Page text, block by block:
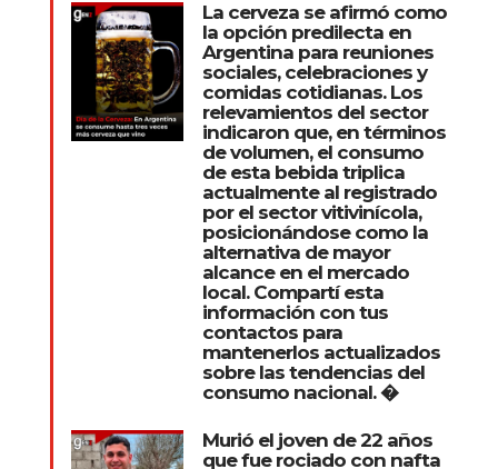
La cerveza se afirmó como
la opción predilecta en
Argentina para reuniones
sociales, celebraciones y
comidas cotidianas. Los
relevamientos del sector
indicaron que, en términos
de volumen, el consumo
de esta bebida triplica
actualmente al registrado
por el sector vitivinícola,
posicionándose como la
alternativa de mayor
alcance en el mercado
local. Compartí esta
información con tus
contactos para
mantenerlos actualizados
sobre las tendencias del
consumo nacional. �
Murió el joven de 22 años
que fue rociado con nafta